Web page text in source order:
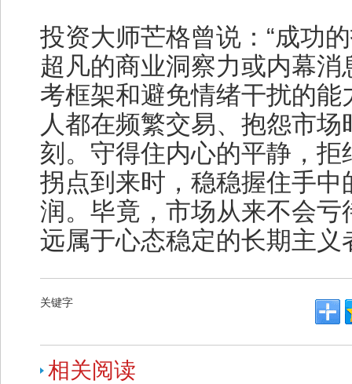
投资大师芒格曾说：“成功
超凡的商业洞察力或内幕
考框架和避免情绪干扰的能
人都在频繁交易、抱怨市
刻。守得住内心的平静，
拐点到来时，稳稳握住手
润。毕竟，市场从来不会
远属于心态稳定的长期主义
关键字
相关阅读